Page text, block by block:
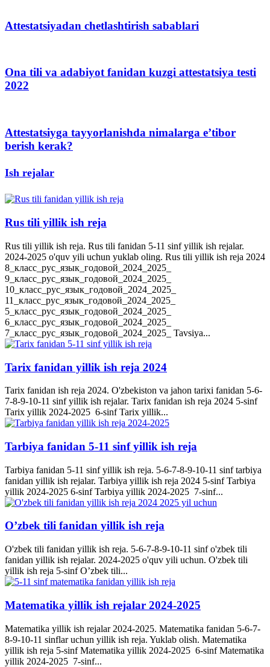
Attestatsiyadan chetlashtirish sabablari
Ona tili va adabiyot fanidan kuzgi attestatsiya testi
2022
Attestatsiyga tayyorlanishda nimalarga e’tibor
berish kerak?
Ish rejalar
Rus tili yillik ish reja
Rus tili yillik ish reja. Rus tili fanidan 5-11 sinf yillik ish rejalar.
2024-2025 o'quv yili uchun yuklab oling. Rus tili yillik ish reja 2024
8_класс_рус_язык_годовой_2024_2025_
9_класс_рус_язык_годовой_2024_2025_
10_класс_рус_язык_годовой_2024_2025_
11_класс_рус_язык_годовой_2024_2025_
5_класс_рус_язык_годовой_2024_2025_
6_класс_рус_язык_годовой_2024_2025_
7_класс_рус_язык_годовой_2024_2025_ Tavsiya...
Tarix fanidan yillik ish reja 2024
Tarix fanidan ish reja 2024. O'zbekiston va jahon tarixi fanidan 5-6-
7-8-9-10-11 sinf yillik ish rejalar. Tarix fanidan ish reja 2024 5-sinf
Tarix yillik 2024-2025 6-sinf Tarix yillik...
Tarbiya fanidan 5-11 sinf yillik ish reja
Tarbiya fanidan 5-11 sinf yillik ish reja. 5-6-7-8-9-10-11 sinf tarbiya
fanidan yillik ish rejalar. Tarbiya yillik ish reja 2024 5-sinf Tarbiya
yillik 2024-2025 6-sinf Tarbiya yillik 2024-2025 7-sinf...
O’zbek tili fanidan yillik ish reja
O'zbek tili fanidan yillik ish reja. 5-6-7-8-9-10-11 sinf o'zbek tili
fanidan yillik ish rejalar. 2024-2025 o'quv yili uchun. O'zbek tili
yillik ish reja 5-sinf O’zbek tili...
Matematika yillik ish rejalar 2024-2025
Matematika yillik ish rejalar 2024-2025. Matematika fanidan 5-6-7-
8-9-10-11 sinflar uchun yillik ish reja. Yuklab olish. Matematika
yillik ish reja 5-sinf Matematika yillik 2024-2025 6-sinf Matematika
yillik 2024-2025 7-sinf...